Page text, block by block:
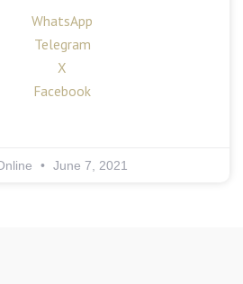
WhatsApp
Telegram
X
Facebook
June 7, 2021